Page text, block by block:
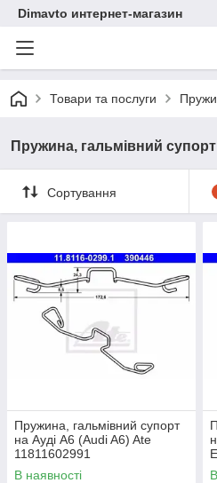
Dimavto интернет-магазин
Товари та послуги
Пружина, гальмівний супорт
Сортування
Пружина, гальмівний супорт
на Ауді A6 (Audi A6) Ate
11811602991
В наявності